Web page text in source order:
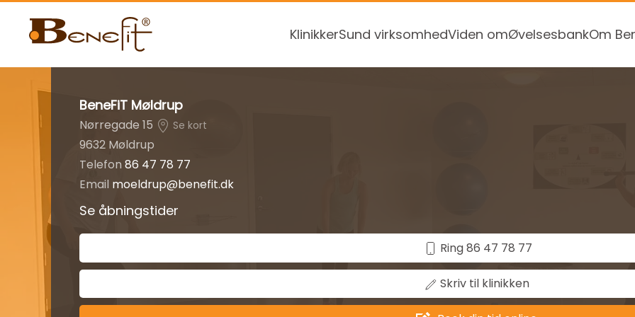
KlinikkerSund virksomhedViden omØvelsesbankOm
BeneFiT Møldrup
Nørregade 15 Se kort
9632 Møldrup
Telefon 86 47 78 77
Email moeldrup@benefit.dk
Se åbningstider
Ring 86 47 78 77
Skriv til klinikken